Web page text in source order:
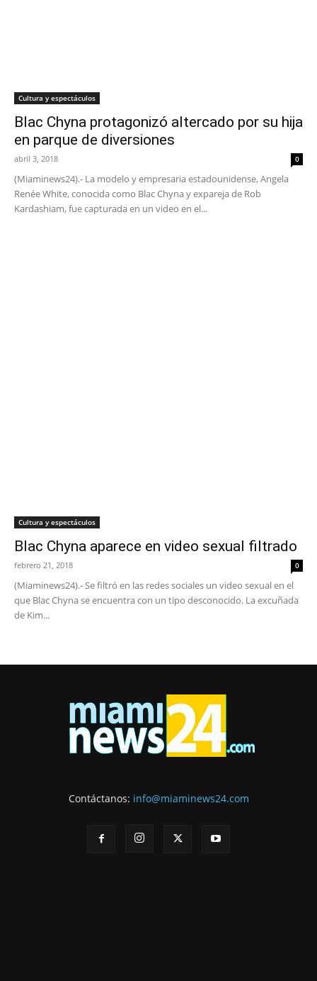
Cultura y espectáculos
Blac Chyna protagonizó altercado por su hija
en parque de diversiones
abril 3, 2018 0
(Miaminews24).- La modelo y empresaria estadounidense, Angela
Renée White, conocida como Blac Chyna y expareja de Rob
Kardashiam, fue capturada en un video en el...
Cultura y espectáculos
Blac Chyna aparece en video sexual filtrado
febrero 21, 2018 0
(Miaminews24).- Se filtró en las redes sociales un video sexual en el
que Blac Chyna se encuentra con un tipo desconocido. La excuñada
de Kim...
Contáctanos: info@miaminews24.com